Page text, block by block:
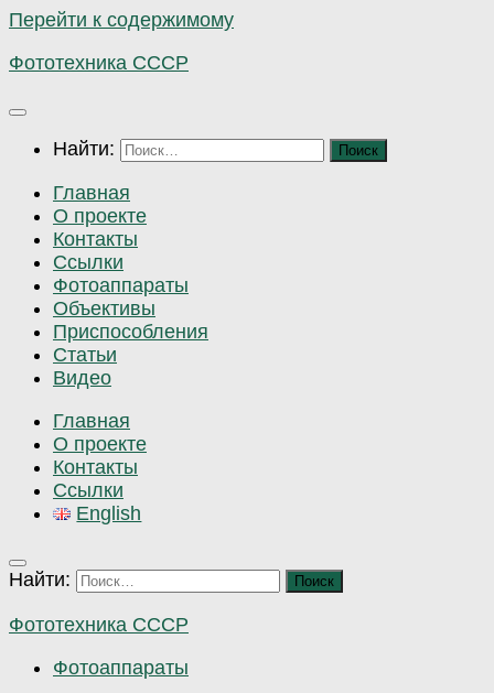
Перейти к содержимому
Фототехника СССР
Найти:
Главная
О проекте
Контакты
Ссылки
Фотоаппараты
Объективы
Приспособления
Статьи
Видео
Главная
О проекте
Контакты
Ссылки
English
Найти:
Фототехника СССР
Фотоаппараты